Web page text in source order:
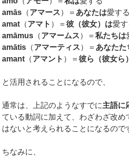
amās （アマース）＝ あなたは愛する
amat （アマト ）＝彼（彼女）は愛す
amāmus （アマームス）＝私たちは
amātis （アマーティス）＝ あなたた
amant （アマント ）＝彼ら（彼女ら
と活用されることになるので、
通常は、上記のようなすでに主語に
ている動詞に加えて、わざわざ改
はないと考えられることになるので
ちなみに、